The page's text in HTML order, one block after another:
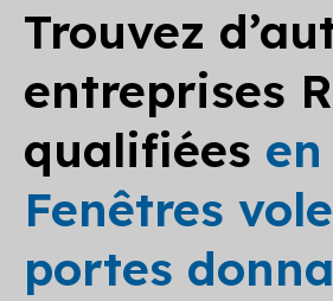
Trouvez
entreprises
qualifiées en
Fenêtres
portes